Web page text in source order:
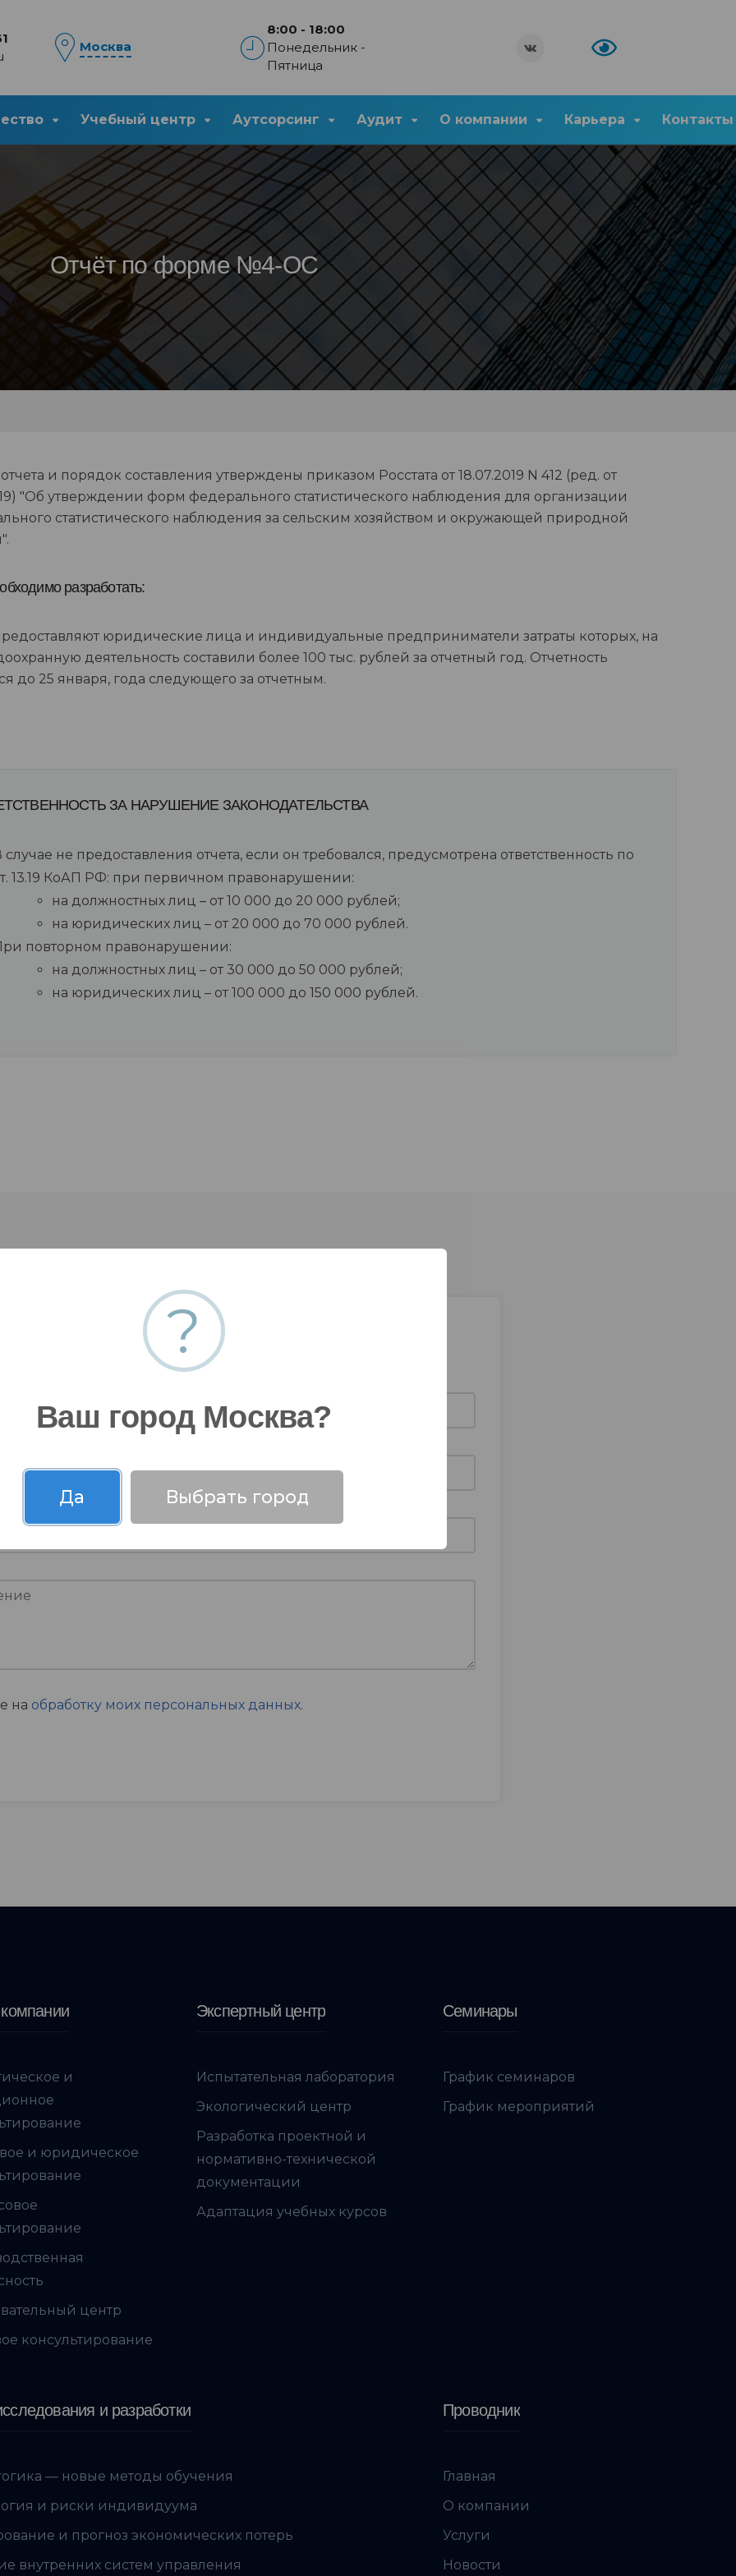
Москва
8:00 - 18:00
Понедельник -
Пятница
Учебный центр Аутсорсинг Аудит О компании Карьера Контакты
Отчёт по форме №4-ОС
и порядок составления утверждены приказом Росстата от 18.07.2019 N 412 (ред. от
"Об утверждении форм федерального статистического наблюдения для организации
статистического наблюдения за сельским хозяйством и окружающей природной
разработать:
юридические лица и индивидуальные предприниматели затраты которых, на
деятельность составили более 100 тыс. рублей за отчетный год. Отчетность
до 25 января, года следующего за отчетным.
ЗА НАРУШЕНИЕ ЗАКОНОДАТЕЛЬСТВА
случае не предоставления отчета, если он требовался, предусмотрена ответственность по
13.19 КоАП РФ: при первичном правонарушении:
на должностных лиц – от 10 000 до 20 000 рублей;
на юридических лиц – от 20 000 до 70 000 рублей.
повторном правонарушении:
на должностных лиц – от 30 000 до 50 000 рублей;
на юридических лиц – от 100 000 до 150 000 рублей.
на обработку моих персональных данных.
и
и юридическое
центр
консультирование
Экспертный центр
Испытательная лаборатория
Экологический центр
Разработка проектной и
нормативно-технической
документации
Адаптация учебных курсов
Семинары
График семинаров
График мероприятий
и разработки
— новые методы обучения
и риски индивидуума
и прогноз экономических потерь
внутренних систем управления
Проводник
Главная
О компании
Услуги
Новости
?
Ваш город Москва?
Да Выбрать город